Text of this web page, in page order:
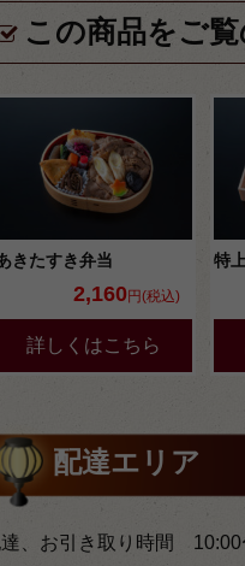
この商品をご
きたすき弁当
2,160円(税込)
詳しくはこちら
特
配達エリア
、お引き取り時間 10:00